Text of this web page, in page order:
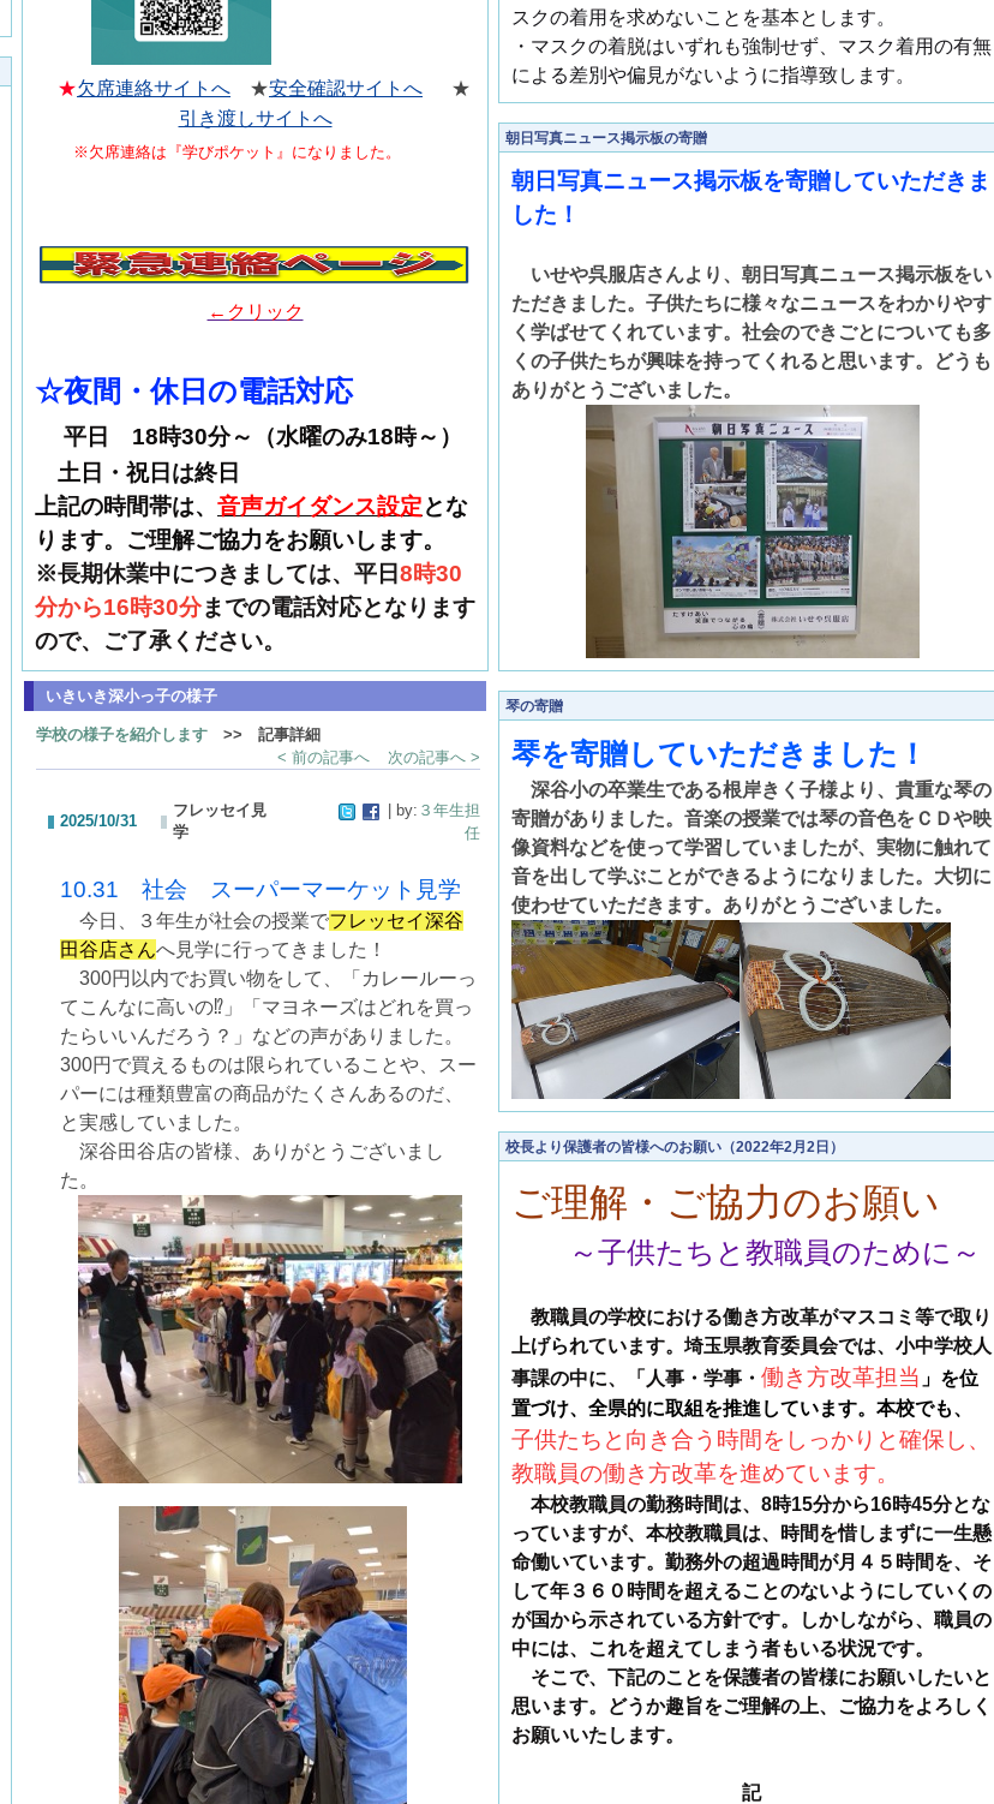
★欠席連絡サイトへ ★安全確認サイトへ ★
引き渡しサイトへ
※欠席連絡は『学びポケット』になりました。
←クリック
☆夜間・休日の電話対応
平日 18時30分～（水曜のみ18時～）
土日・祝日は終日
上記の時間帯は、 音声ガイダンス設定とな
ります。ご理解ご協力をお願いします。
※長期休業中につきましては、平日8時30
分から16時30分までの電話対応となります
ので、ご了承ください。
いきいき深小っ子の様子
学校の様子を紹介します >> 記事詳細
< 前の記事へ
次の記事へ >
2025/10/31
フレッセイ見
学
| by: ３年生担
任
10.31 社会 スーパーマーケット見学
今日、３年生が社会の授業でフレッセイ深谷
田谷店さんへ見学に行ってきました！
300円以内でお買い物をして、「カレールーっ
てこんなに高いの⁉︎」「マヨネーズはどれを買っ
たらいいんだろう？」などの声がありました。
300円で買えるものは限られていることや、スー
パーには種類豊富の商品がたくさんあるのだ、
と実感していました。
深谷田谷店の皆様、ありがとうございまし
た。
スクの着用を求めないことを基本とします。
・マスクの着脱はいずれも強制せず、マスク着用の有無
による差別や偏見がないように指導致します。
朝日写真ニュース掲示板の寄贈
朝日写真ニュース掲示板を寄贈していただきま
した！
いせや呉服店さんより、朝日写真ニュース掲示板をい
ただきました。子供たちに様々なニュースをわかりやす
く学ばせてくれています。社会のできごとについても多
くの子供たちが興味を持ってくれると思います。どうも
ありがとうございました。
琴の寄贈
琴を寄贈していただきました！
深谷小の卒業生である根岸きく子様より、貴重な琴の
寄贈がありました。音楽の授業では琴の音色をＣＤや映
像資料などを使って学習していましたが、実物に触れて
音を出して学ぶことができるようになりました。大切に
使わせていただきます。ありがとうございました。
校長より保護者の皆様へのお願い（2022年2月2日）
ご理解・ご協力のお願い
～子供たちと教職員のために～
教職員の学校における働き方改革がマスコミ等で取り
上げられています。埼玉県教育委員会では、小中学校人
事課の中に、「人事・学事・ 働き方改革担当 」を位
置づけ、全県的に取組を推進しています。本校でも、
子供たちと向き合う時間をしっかりと確保し、
教職員の働き方改革を進めています。
本校教職員の勤務時間は、 8時15分から16時45分とな
っていますが、本校教職員は、時間を惜しまずに一生懸
命働いています。勤務外の超過時間が月４５時間を、そ
して年３６０時間を超えることのないようにしていくの
が国から示されている方針です。しかしながら、職員の
中には、これを超えてしまう者もいる状況です。
そこで、下記のことを保護者の皆様にお願いしたいと
思います。どうか趣旨をご理解の上、ご協力をよろしく
お願いいたします。
記